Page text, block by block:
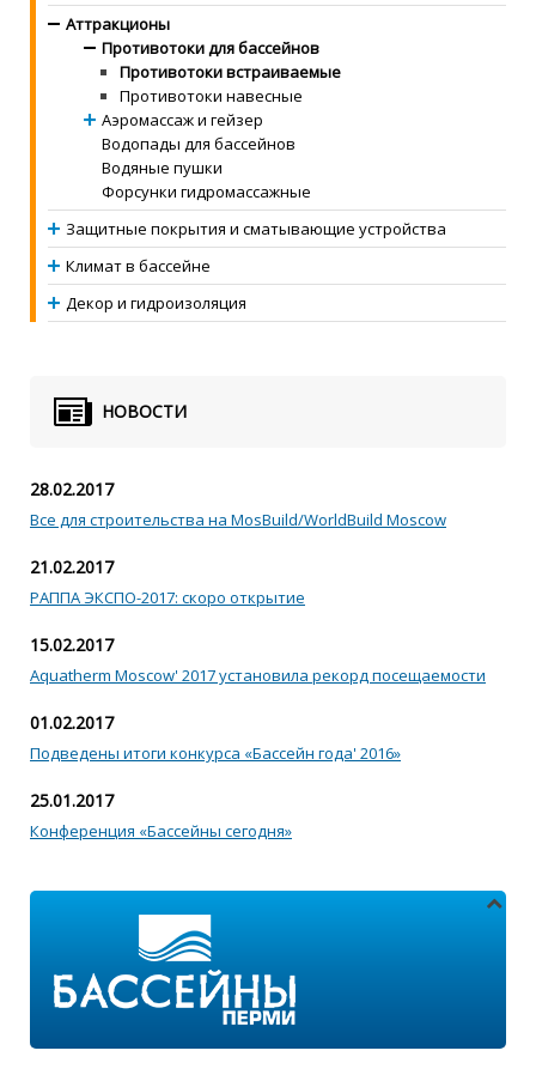
Аттракционы
Противотоки для бассейнов
Противотоки встраиваемые
Противотоки навесные
Аэромассаж и гейзер
Водопады для бассейнов
Водяные пушки
Форсунки гидромассажные
Защитные покрытия и сматывающие устройства
Климат в бассейне
Декор и гидроизоляция
НОВОСТИ
28.02.2017
Все для строительства на MosBuild/WorldBuild Moscow
21.02.2017
РАППА ЭКСПО-2017: скоро открытие
15.02.2017
Aquatherm Moscow' 2017 установила рекорд посещаемости
01.02.2017
Подведены итоги конкурса «Бассейн года' 2016»
25.01.2017
Конференция «Бассейны сегодня»